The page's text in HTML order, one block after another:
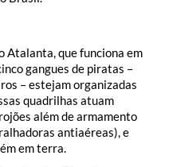
Atalanta, que funciona em
gangues de piratas –
– estejam organizadas
quadrilhas atuam
além de armamento
antiaéreas), e
em terra.